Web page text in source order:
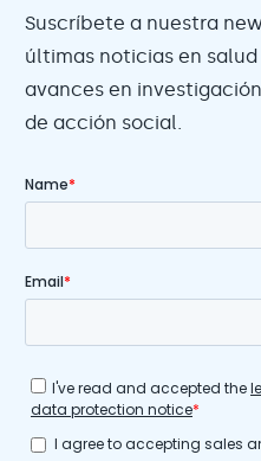
Suscríbete a nuestra
últimas noticias en
avances en
de acción social.